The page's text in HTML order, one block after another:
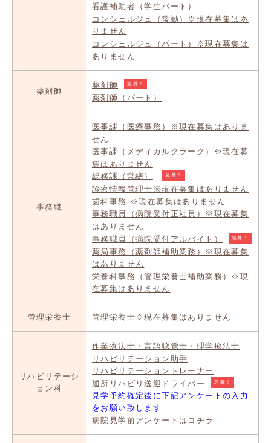
看護補助者（学生パート）
コンシェルジュ（常勤）※現在募集はあ
りません
コンシェルジュ（パート）※現在募集は
ありません
薬剤師
薬剤師 急募！
薬剤師（パート）
事務職
医事課（医療事務）※現在募集はありま
せん
医事課（メディカルクラーク）※現在募
集はありません
総務課（営繕）
急募！
診療情報管理士※現在募集はありません
歯科事務 ※現在募集はありません
事務職員（病院受付正社員）※現在募集
はありません
事務職員（病院受付アルバイト）
急募！
薬局事務（薬剤師補助業務）※現在募集
はありません
栄養科事務（管理栄養士補助業務）※現
在募集はありません
管理栄養士 管理栄養士※現在募集はありません
リハビリテーシ
ョン科
作業療法士・言語聴覚士・理学療法士
リハビリテーション助手
リハビリテーショントレーナー
通所リハビリ送迎ドライバー
急募！
見学予約確定後に下記アンケートの入力
をお願い致します
病院見学前アンケートはコチラ